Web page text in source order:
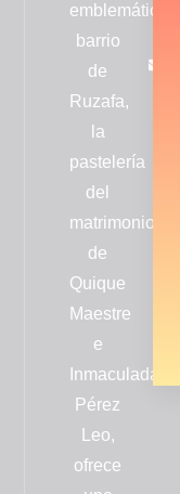
emblemático
barrio
de
Ruzafa,
la
pastelería
del
matrimonio
de
Quique
Maestre
e
Inmaculada
Pérez
Leo,
ofrece